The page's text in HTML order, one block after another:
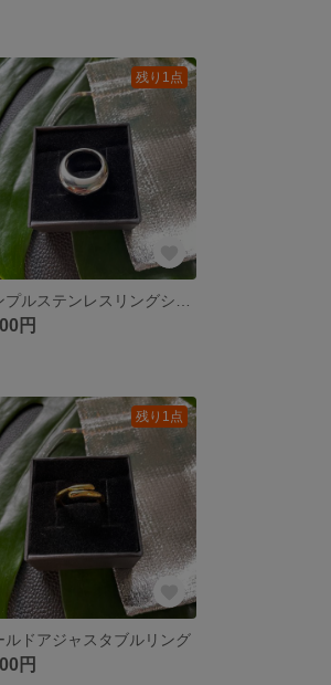
残り1点
円
残り1点
ルドアジャスタブルリング
円